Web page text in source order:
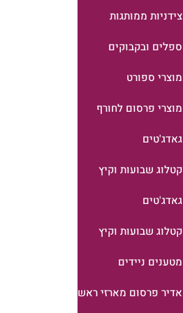
צידניות ממותגות
ספלים ובקבוקים
מוצרי ספורט
מוצרי פרסום לחורף
גאדג'טים
קטלוג שבועות וקיץ
גאדג'טים
קטלוג שבועות וקיץ
מטענים ניידים
אדיר פרסום מארזי ראש השנה